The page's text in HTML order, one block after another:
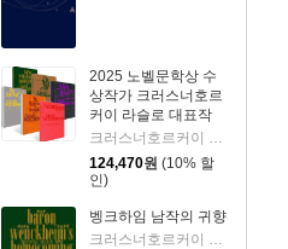
2025 노벨문학상 수
상작가 크러스너호르
커이 라슬로 대표작
세트
124,470원 (10% 할
인)
벵크하임 남작의 귀향